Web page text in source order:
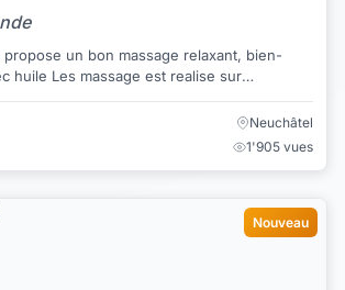
realise sur
l'ensemble des corps Je vous recois ...
Neuchâtel
1'905 vues
Nouveau